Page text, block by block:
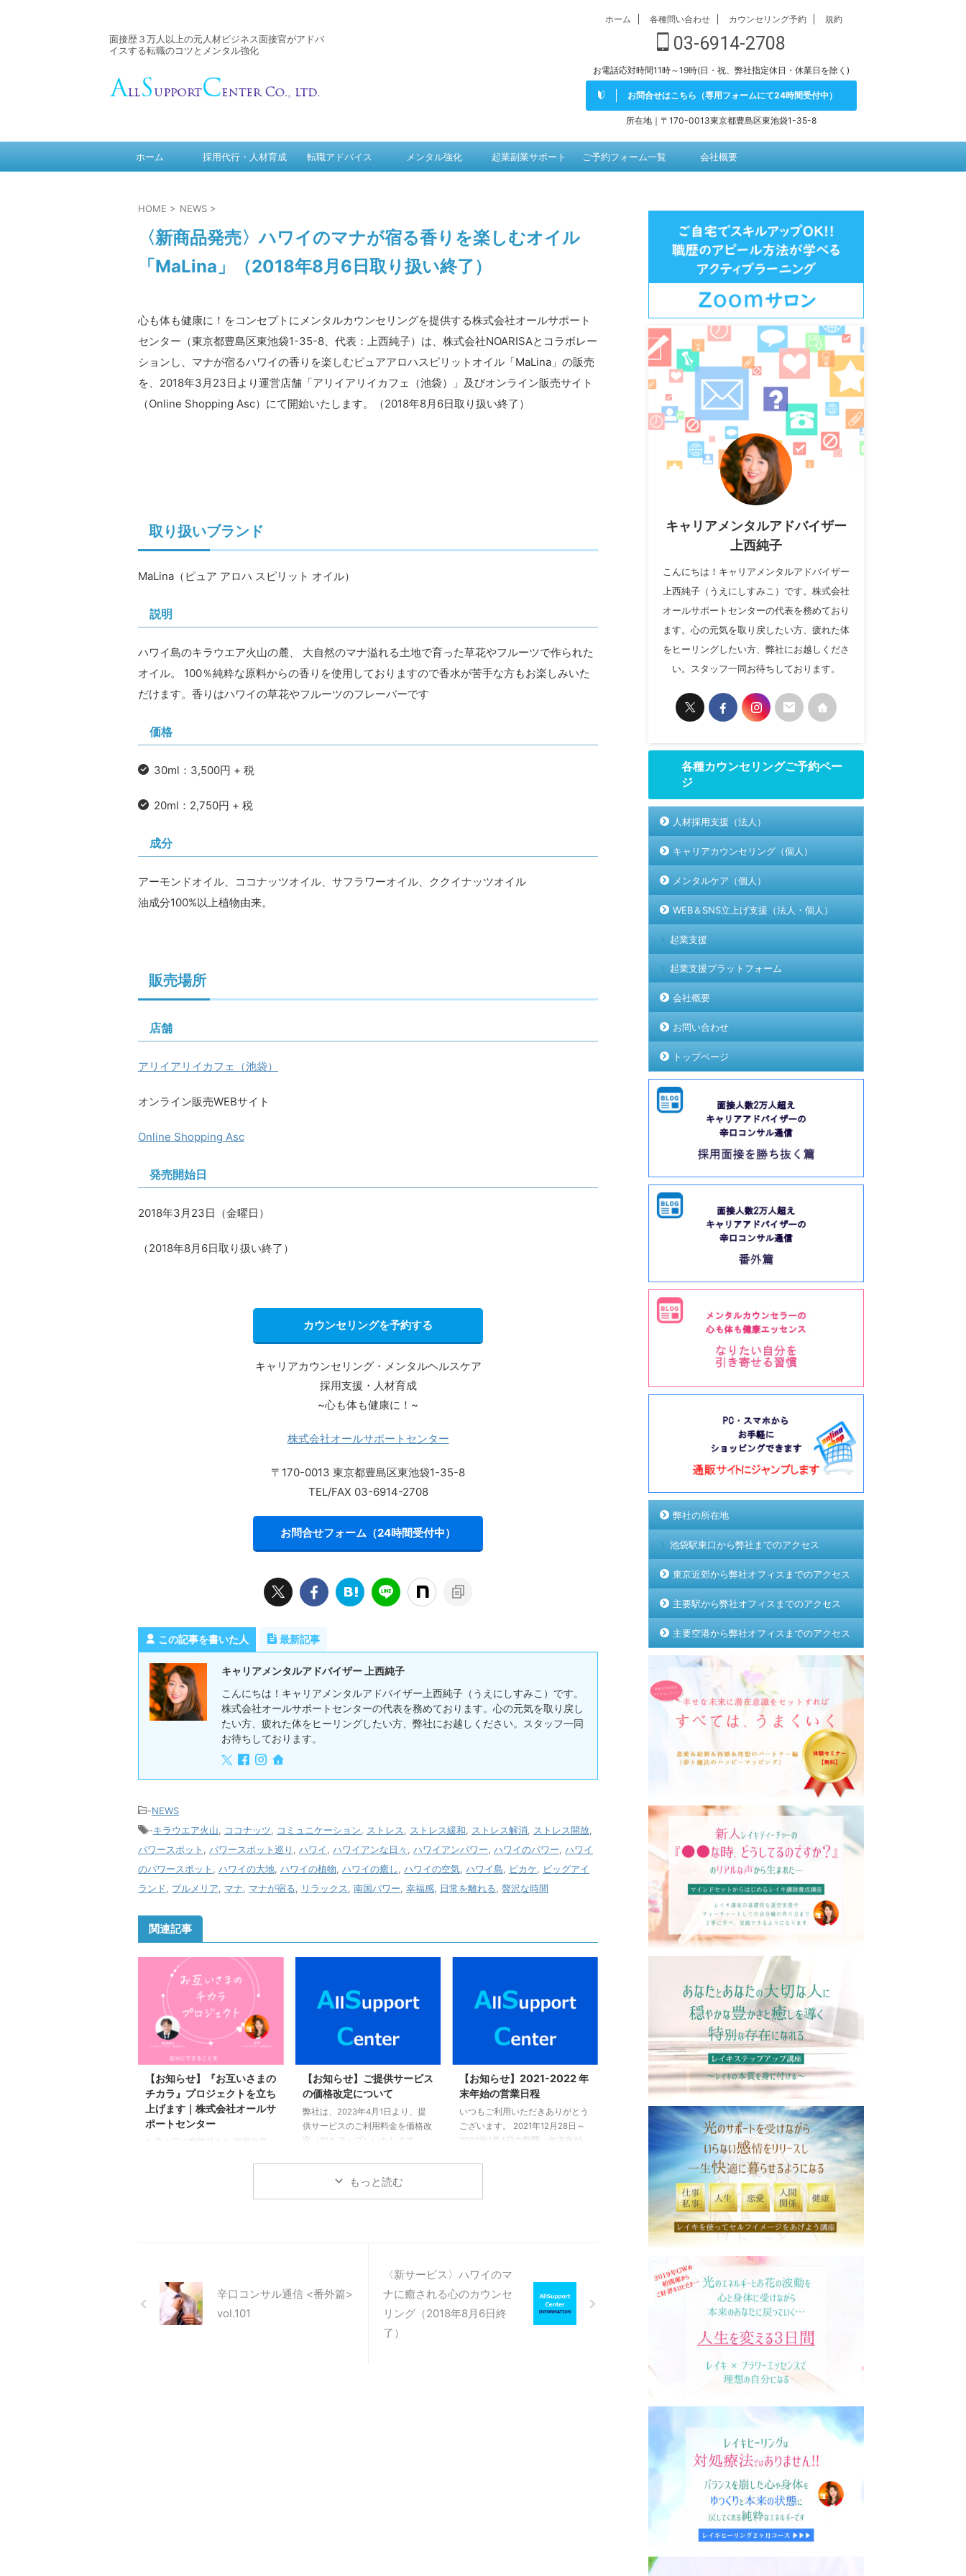
面接歴３万人以上の元人材ビジネス面接官がアドバ
イスする転職のコツとメンタル強化
ホーム 各種問い合わせ カウンセリング予約 規約
03-6914-2708
お電話応対時間11時～19時(日・祝、弊社指定休日・休業日を除く)
お問合せはこちら（専用フォームにて24時間受付中）
所在地｜〒170-0013東京都豊島区東池袋1-35-8
ホーム 採用代行・人材育成 転職アドバイス メンタル強化 起業副業サポート ご予約フォーム一覧 会社概要
HOME > NEWS >
〈新商品発売〉ハワイのマナが宿る香りを楽しむオイル
「MaLina」（2018年8月6日取り扱い終了）
心も体も健康に！をコンセプトにメンタルカウンセリングを提供する株式会社オールサポート
センター（東京都豊島区東池袋1-35-8、代表：上西純子）は、株式会社NOARISAとコラボレー
ションし、マナが宿るハワイの香りを楽しむピュアアロハスピリットオイル「MaLina」の販売
を、2018年3月23日より運営店舗「アリイアリイカフェ（池袋）」及びオンライン販売サイト
（Online Shopping Asc）にて開始いたします。（2018年8月6日取り扱い終了）
取り扱いブランド
MaLina（ピュア アロハ スピリット オイル）
説明
ハワイ島のキラウエア火山の麓、 大自然のマナ溢れる土地で育った草花やフルーツで作られた
オイル。 100％純粋な原料からの香りを使用しておりますので香水が苦手な方もお楽しみいた
だけます。香りはハワイの草花やフルーツのフレーバーです
価格
30ml：3,500円 + 税
20ml：2,750円 + 税
成分
アーモンドオイル、ココナッツオイル、サフラワーオイル、ククイナッツオイル
油成分100%以上植物由来。
販売場所
店舗
アリイアリイカフェ（池袋）
オンライン販売WEBサイト
Online Shopping Asc
発売開始日
2018年3月23日（金曜日）
（2018年8月6日取り扱い終了）
カウンセリングを予約する
キャリアカウンセリング・メンタルヘルスケア
採用支援・人材育成
~心も体も健康に！~
株式会社オールサポートセンター
〒170-0013 東京都豊島区東池袋1-35-8
TEL/FAX 03-6914-2708
お問合せフォーム（24時間受付中）
この記事を書いた人 最新記事
キャリアメンタルアドバイザー 上西純子
こんにちは！キャリアメンタルアドバイザー上西純子（うえにしすみこ）です。
株式会社オールサポートセンターの代表を務めております。心の元気を取り戻し
たい方、疲れた体をヒーリングしたい方、弊社にお越しください。スタッフ一同
お待ちしております。
-NEWS
-キラウエア火山 ココナッツ コミュニケーション ストレス ストレス緩和 ストレス解消 ストレス開放
パワースポット
パワースポット巡り ハワイ ハワイアンな日々 ハワイアンパワー ハワイのパワー ハワイ
のパワースポット
ハワイの大地 ハワイの植物 ハワイの癒し ハワイの空気 ハワイ島 ピカケ
ビッグアイ
ランド
プルメリア マナ マナが宿る リラックス 南国パワー 幸福感 日常を離れる 贅沢な時間
関連記事
【お知らせ】『お互いさまの
チカラ』プロジェクトを立ち
上げます｜株式会社オールサ
ポートセンター
１月１日に突然起きた 能登半島
一緒にレイキヒーリングをしたり
うお声でした。 癒しのエネルギ
ーと心の浄化で使命に導くコンサ
ルタント キャリアメンタルアド
【お知らせ】ご提供サービス
の価格改定について
弊社は、2023年4月1日より、提
供サービスのご利用料金を価格改
定（10％アップ）いたします。
い。 ご不明点については、以下
よりお問い合わせ願います。 お
【お知らせ】2021-2022 年
末年始の営業日程
いつもご利用いただきありがとう
ございます。 2021年12月28日～
2022年1月4日の期間、年末年始
袋） フラワーエッセンス東京
合せ、ご予約希望について 本期
間中、各種ご予約に関してご不明
の場合は、以下にお問合せくださ
い。順次ご案内をいたします。
レイキ体験会・レイキ講座、ほか
もっと読む
辛口コンサル通信 <番外篇>
vol.101
〈新サービス〉ハワイのマ
ナに癒される心のカウンセ
リング（2018年8月6日終
了）
キャリアメンタルアドバイザー
上西純子
こんにちは！キャリアメンタルアドバイザー
上西純子（うえにしすみこ）です。株式会社
オールサポートセンターの代表を務めており
ます。心の元気を取り戻したい方、疲れた体
をヒーリングしたい方、弊社にお越しくださ
い。スタッフ一同お待ちしております。
各種カウンセリングご予約ペー
ジ
人材採用支援（法人）
キャリアカウンセリング（個人）
メンタルケア（個人）
WEB＆SNS立上げ支援（法人・個人）
起業支援
起業支援プラットフォーム
会社概要
お問い合わせ
トップページ
弊社の所在地
池袋駅東口から弊社までのアクセス
東京近郊から弊社オフィスまでのアクセス
主要駅から弊社オフィスまでのアクセス
主要空港から弊社オフィスまでのアクセス